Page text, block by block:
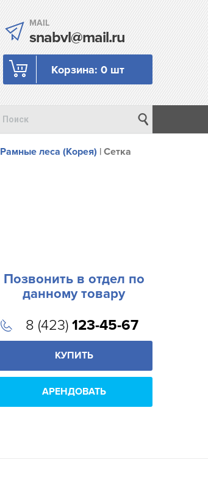
MAIL
snabvl@mail.ru
Корзина: 0 шт
Рамные леса (Корея) | Сетка
Позвонить в отдел по
данному товару
8 (423) 123-45-67
КУПИТЬ
АРЕНДОВАТЬ